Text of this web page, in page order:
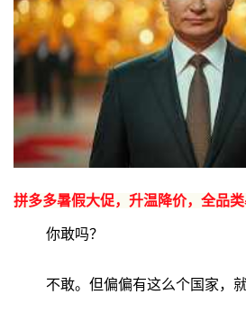
拼多多暑假大促，升温降价，全品
你敢吗？
不敢。但偏偏有这么个国家，就